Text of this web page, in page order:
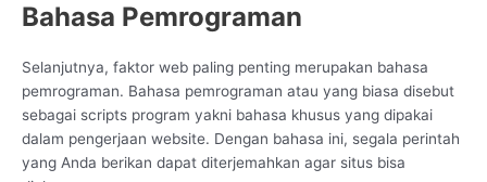
Bahasa Pemrograman
Selanjutnya, faktor web paling penting merupakan bahasa
pemrograman. Bahasa pemrograman atau yang biasa disebut
sebagai scripts program yakni bahasa khusus yang dipakai
dalam pengerjaan website. Dengan bahasa ini, segala perintah
yang Anda berikan dapat diterjemahkan agar situs bisa